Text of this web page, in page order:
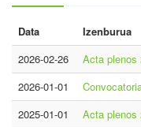
Data Izenburua
2026-02-26
Acta plenos
2026-01-01
2025-01-01
Acta plenos